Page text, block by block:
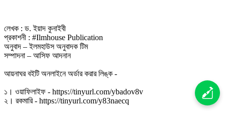
লেখক : ড. ইয়াদ কুনাইবী
প্রকাশনী : #Ilmhouse Publication
অনুবাদ – ইলমহাউস অনুবাদক টিম
সম্পাদনা – আসিফ আদনান
আয়নাঘর বইটি অনলাইনে অর্ডার করার লিঙ্ক -
১। ওয়াফিলাইফ - https://tinyurl.com/ybadov8v
২। রকমারি - https://tinyurl.com/y83naecq